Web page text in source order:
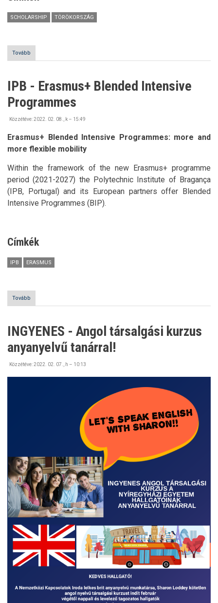
SCHOLARSHIP TÖRÖKORSZÁG
Tovább
állami
IPB - Erasmus+ Blended Intensive
Programmes
Közzétéve:2022. 02. 08., k – 15:49
Erasmus+ Blended Intensive Programmes: more and
more flexible mobility
Within the framework of the new Erasmus+ programme
period (2021-2027) the Polytechnic Institute of Bragança
(IPB, Portugal) and its European partners offer Blended
Intensive Programmes (BIP).
Címkék
IPB ERASMUS
Tovább
-
Intensive
INGYENES - Angol társalgási kurzus
anyanyelvű tanárral!
Közzétéve:2022. 02. 07., h – 10:13